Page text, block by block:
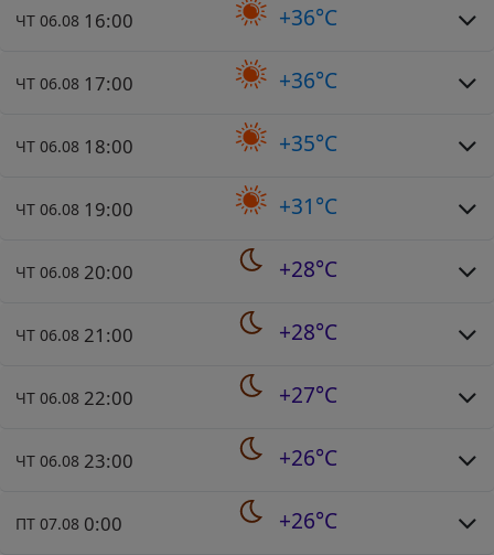
ЧТ 06.08 16:00 +36°C
ЧТ 06.08 17:00 +36°C
ЧТ 06.08 18:00 +35°C
ЧТ 06.08 19:00 +31°C
ЧТ 06.08 20:00 +28°C
ЧТ 06.08 21:00 +28°C
ЧТ 06.08 22:00 +27°C
ЧТ 06.08 23:00 +26°C
ПТ 07.08 0:00 +26°C